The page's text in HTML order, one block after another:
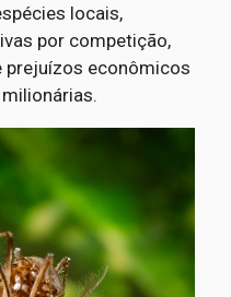
locais,
por competição,
prejuízos econômicos